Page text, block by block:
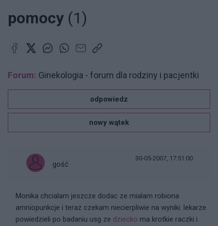
pomocy (1)
Forum: Ginekologia - forum dla rodziny i pacjentki
odpowiedz
nowy wątek
gość
30-05-2007, 17:51:00
Monika chcialam jeszcze dodac ze mialam robiona
amniopunkcje i teraz czekam niecierpliwie na wyniki. lekarze
powiedzieli po badaniu usg ze dziecko ma krotkie raczki i